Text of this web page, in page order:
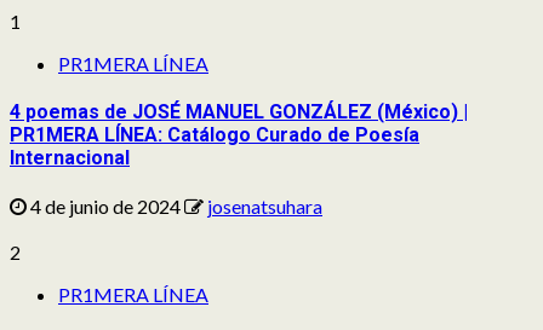
1
PR1MERA LÍNEA
4 poemas de JOSÉ MANUEL GONZÁLEZ (México) |
PR1MERA LÍNEA: Catálogo Curado de Poesía
Internacional
4 de junio de 2024
josenatsuhara
2
PR1MERA LÍNEA